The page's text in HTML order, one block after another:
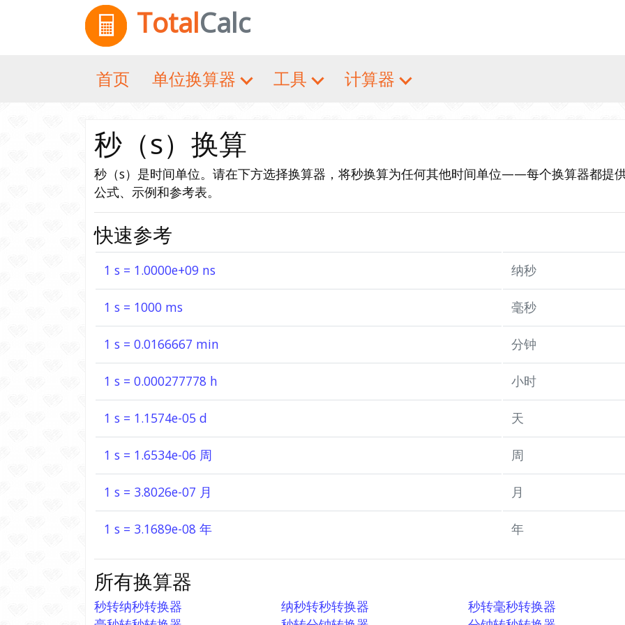
TotalCalc
首页 单位换算器 工具 计算器
秒（s）换算
秒（s）是时间单位。请在下方选择换算器，将秒换算为任何其他时间单位——每个换算器都提
公式、示例和参考表。
快速参考
1 s = 1.0000e+09 ns 纳秒
1 s = 1000 ms 毫秒
1 s = 0.0166667 min 分钟
1 s = 0.000277778 h 小时
1 s = 1.1574e-05 d 天
1 s = 1.6534e-06 周 周
1 s = 3.8026e-07 月 月
1 s = 3.1689e-08 年 年
所有换算器
秒转纳秒转换器 纳秒转秒转换器
秒转毫秒转换器